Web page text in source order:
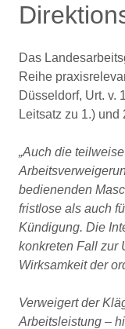
Das
Reihe
Düsseldorf, Urt. v.
Leitsatz zu 1.) und
„Auch die
bedienenden
fristlose als auch
Kündigung. Die
konkreten Fall zur
Wirksamkeit der
Verweigert der
Arbeitsleistung –